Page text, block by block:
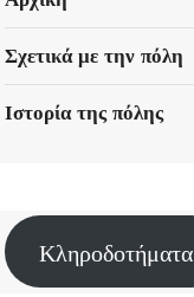
Σχετικά με την πόλη
Ιστορία της πόλης
Κληροδοτήματα